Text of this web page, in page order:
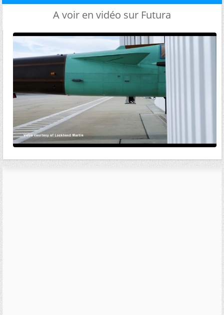
A voir en vidéo sur Futura